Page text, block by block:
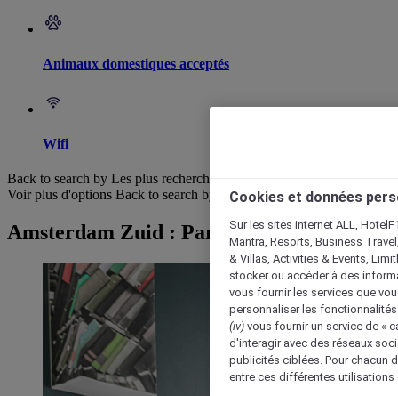
Animaux domestiques acceptés
Wifi
Back to search by Les plus recherchés
Voir plus d'options Back to search by categories
Amsterdam Zuid : Parcourir les hôtels
Cookies et données
Sur les sites internet ALL,
Mantra, Resorts, Business
& Villas, Activities & Events,
stocker ou accéder à des
vous fournir les services que
personnaliser les
(iv) vous fournir un service de «
d'interagir avec des réseaux
publicités ciblées. Pour chacun
entre ces différentes utilisations